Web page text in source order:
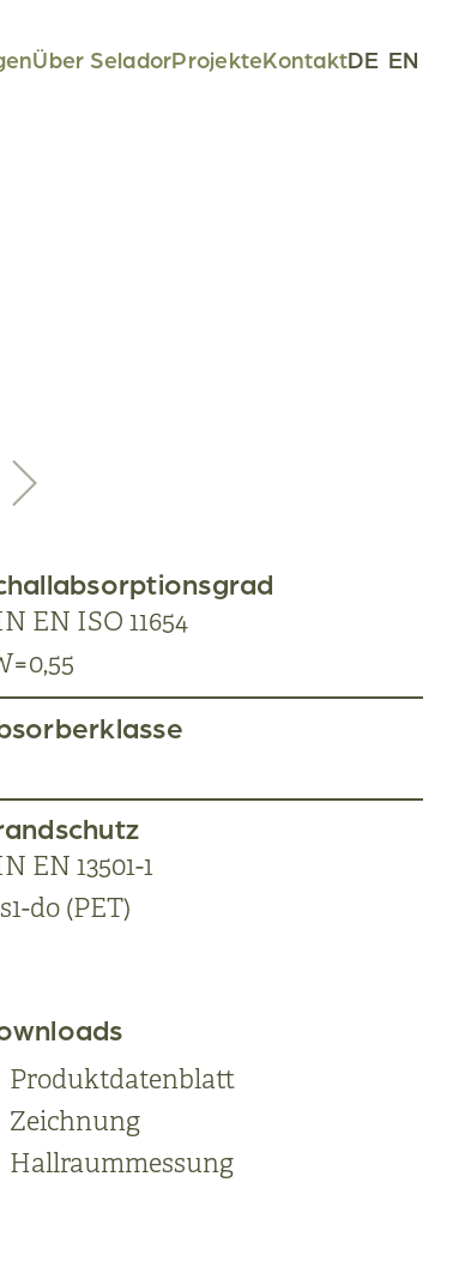
Über SeladorProjekteKontaktDE EN
EN ISO 11654
EN 13501-1
do (PET)
Produktdatenblatt
Zeichnung
Hallraummessung